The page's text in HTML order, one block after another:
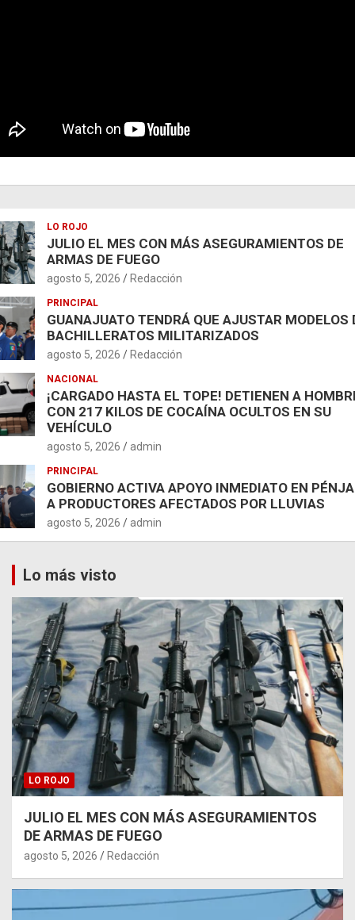
LO ROJO
JULIO EL MES CON MÁS ASEGURAMIENTOS DE
ARMAS DE FUEGO
agosto 5, 2026 Redacción
PRINCIPAL
GUANAJUATO TENDRÁ QUE AJUSTAR MODELOS
BACHILLERATOS MILITARIZADOS
agosto 5, 2026 Redacción
NACIONAL
¡CARGADO HASTA EL TOPE! DETIENEN A
CON 217 KILOS DE COCAÍNA OCULTOS EN SU
VEHÍCULO
agosto 5, 2026 admin
PRINCIPAL
GOBIERNO ACTIVA APOYO INMEDIATO EN
A PRODUCTORES AFECTADOS POR LLUVIAS
agosto 5, 2026 admin
Lo más visto
LO ROJO
JULIO EL MES CON MÁS ASEGURAMIENTOS
DE ARMAS DE FUEGO
agosto 5, 2026 Redacción